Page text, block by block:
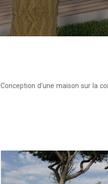
Conception d’une maison sur la